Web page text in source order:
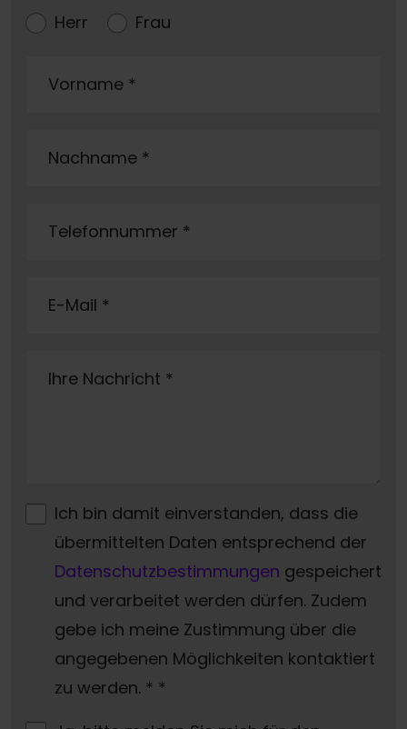
Herr Frau
Vorname *
Nachname *
Telefonnummer *
E-Mail *
Ihre Nachricht *
Ich bin damit einverstanden, dass die
übermittelten Daten entsprechend der
Datenschutzbestimmungen gespeichert
und verarbeitet werden dürfen. Zudem
gebe ich meine Zustimmung über die
angegebenen Möglichkeiten kontaktiert
zu werden. * *